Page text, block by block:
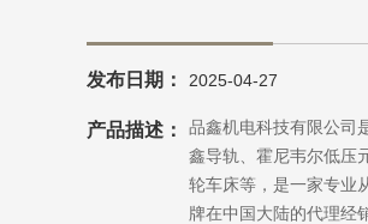
发布日期： 2025-04-27
产品描述：广州品鑫机电科技有限公司
鑫导轨、霍尼韦尔低压
轮车床等，是一家专业
牌在中国大陆的代理经